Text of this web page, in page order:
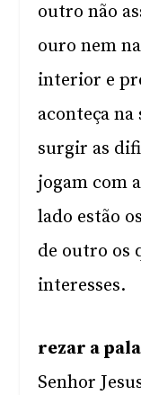
outro não
ouro nem
interior e
aconteça
surgir as
jogam com
lado estão
de outro os
interesses.
rezar a
Senhor